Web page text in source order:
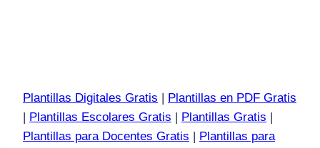
Plantillas Digitales Gratis
Plantillas en PDF Gratis
Plantillas Escolares Gratis Plantillas Gratis
Plantillas para Docentes Gratis
Plantillas para